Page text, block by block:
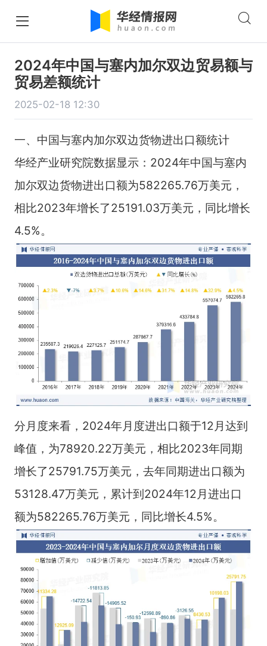
2024年中国与塞内加尔双边贸易额与
贸易差额统计
2025-02-18 12:30
一、中国与塞内加尔双边货物进出口额统计
华经产业研究院数据显示：2024年中国与塞内
加尔双边货物进出口额为582265.76万美元，
相比2023年增长了25191.03万美元，同比增长
4.5%。
分月度来看，2024年月度进出口额于12月达到
峰值，为78920.22万美元，相比2023年同期
增长了25791.75万美元，去年同期进出口额为
53128.47万美元，累计到2024年12月进出口
额为582265.76万美元，同比增长4.5%。